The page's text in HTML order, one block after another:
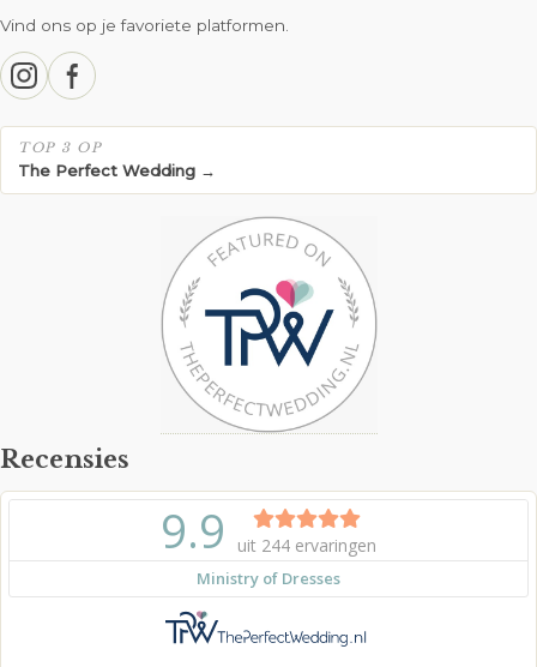
Vind ons op je favoriete platformen.
TOP 3 OP
The Perfect Wedding →
Recensies